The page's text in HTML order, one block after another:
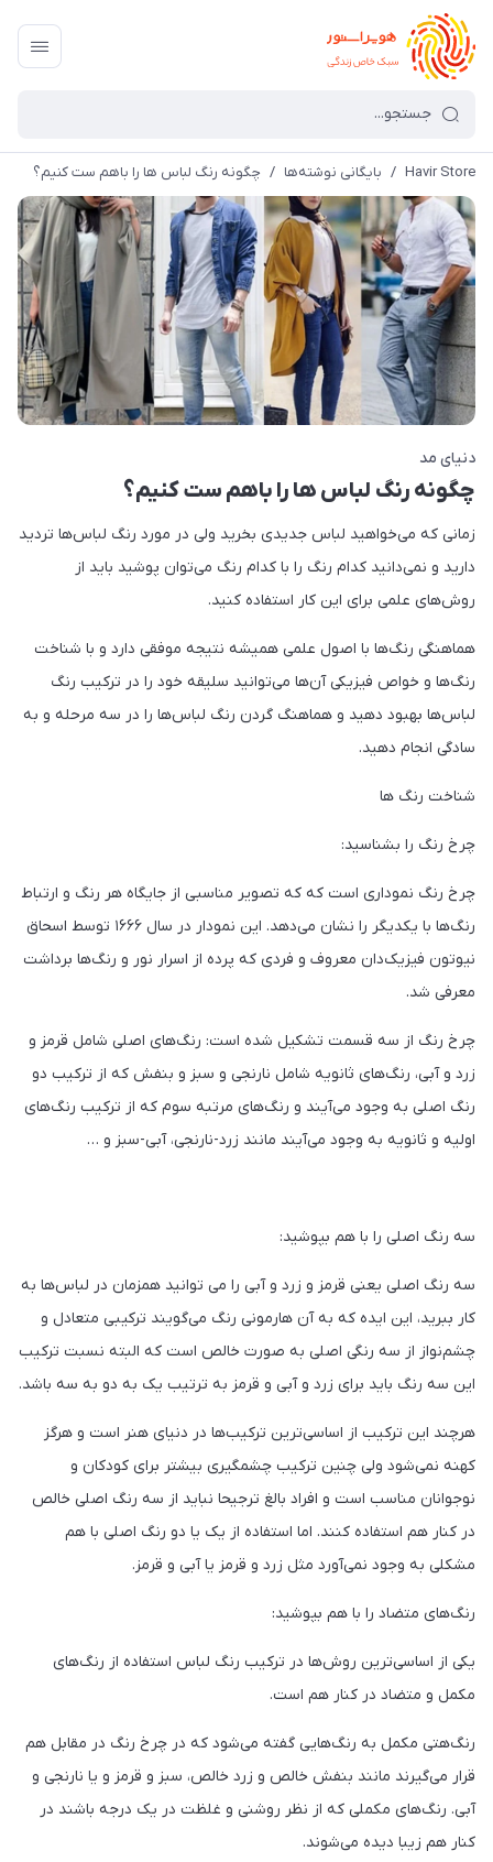
Havir Store
/ بایگانی نوشته‌ها / چگونه رنگ لباس ها را باهم ست کنیم؟
دنیای مد
چگونه رنگ لباس ها را باهم ست کنیم؟
زمانی که می‌خواهید لباس جدیدی بخرید ولی در مورد رنگ لباس‌ها تردید
دارید و نمی‌دانید کدام رنگ را با کدام رنگ می‌توان پوشید باید از
روش‌های علمی برای این کار استفاده کنید.
هماهنگی رنگ‌ها با اصول علمی همیشه نتیجه موفقی دارد و با شناخت
رنگ‌ها و خواص فیزیکی آن‌ها می‌توانید سلیقه خود را در ترکیب رنگ
لباس‌ها بهبود دهید و هماهنگ گردن رنگ لباس‌ها را در سه مرحله و به
سادگی انجام دهید.
شناخت رنگ ها
چرخ رنگ را بشناسید:
چرخ رنگ نموداری است که که تصویر مناسبی از جایگاه هر رنگ و ارتباط
رنگ‌ها با یکدیگر را نشان می‌دهد. این نمودار در سال ۱۶۶۶ توسط اسحاق
نیوتون فیزیک‌دان معروف و فردی که پرده از اسرار نور و رنگ‌ها برداشت
معرفی شد.
چرخ رنگ از سه قسمت تشکیل شده است: رنگ‌های اصلی شامل قرمز و
زرد و آبی، رنگ‌های ثانویه شامل نارنجی و سبز و بنفش که از ترکیب دو
رنگ اصلی به وجود می‌آیند و رنگ‌های مرتبه سوم که از ترکیب رنگ‌های
اولیه و ثانویه به وجود می‌آیند مانند زرد-نارنجی، آبی-سبز و …
سه رنگ اصلی را با هم بپوشید:
سه رنگ اصلی یعنی قرمز و زرد و آبی را می توانید همزمان در لباس‌ها به
کار ببرید، این ایده که به آن هارمونی رنگ می‌گویند ترکیبی متعادل و
چشم‌نواز از سه رنگی اصلی به صورت خالص است که البته نسبت ترکیب
این سه رنگ باید برای زرد و آبی و قرمز به ترتیب یک به دو به سه باشد.
هرچند این ترکیب از اساسی‌ترین ترکیب‌ها در دنیای هنر است و هرگز
کهنه نمی‌شود ولی چنین ترکیب چشمگیری بیشتر برای کودکان و
نوجوانان مناسب است و افراد بالغ ترجیحا نباید از سه رنگ اصلی خالص
در کنار هم استفاده کنند. اما استفاده از یک یا دو رنگ اصلی با هم
مشکلی به وجود نمی‌آورد مثل زرد و قرمز یا آبی و قرمز.
رنگ‌های متضاد را با هم بپوشید:
یکی از اساسی‌ترین روش‌ها در ترکیب رنگ لباس استفاده از رنگ‌های
مکمل و متضاد در کنار هم است.
رنگ‌هتی مکمل به رنگ‌هایی گفته می‌شود که در چرخ رنگ در مقابل هم
قرار می‌گیرند مانند بنفش خالص و زرد خالص، سبز و قرمز و یا نارنجی و
آبی. رنگ‌های مکملی که از نظر روشنی و غلظت در یک درجه باشند در
کنار هم زیبا دیده می‌شوند.